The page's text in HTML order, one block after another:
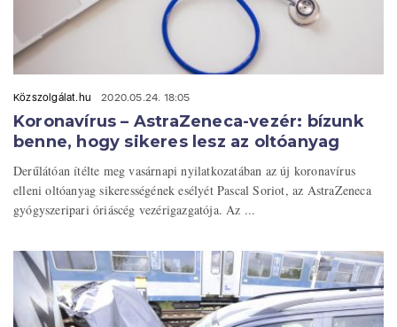
Közszolgálat.hu 2020.05.24. 18:05
Koronavírus – AstraZeneca-vezér: bízunk
benne, hogy sikeres lesz az oltóanyag
Derűlátóan ítélte meg vasárnapi nyilatkozatában az új koronavírus
elleni oltóanyag sikerességének esélyét Pascal Soriot, az AstraZeneca
gyógyszeripari óriáscég vezérigazgatója. Az ...